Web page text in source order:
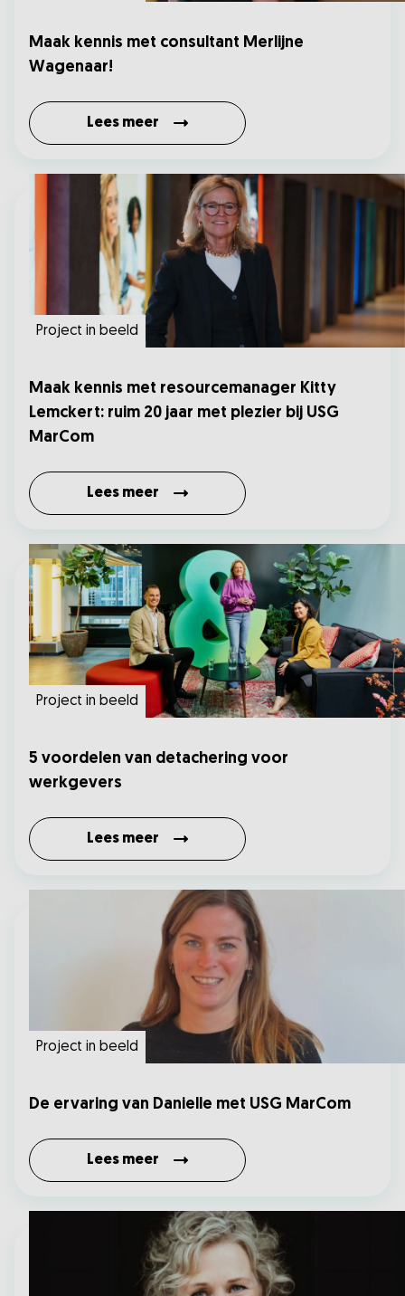
Maak kennis met consultant Merlijne
Wagenaar!
Lees meer
Project in beeld
Maak kennis met resourcemanager Kitty
Lemckert: ruim 20 jaar met plezier bij USG
MarCom
Lees meer
Project in beeld
5 voordelen van detachering voor
werkgevers
Lees meer
Project in beeld
De ervaring van Danielle met USG MarCom
Lees meer